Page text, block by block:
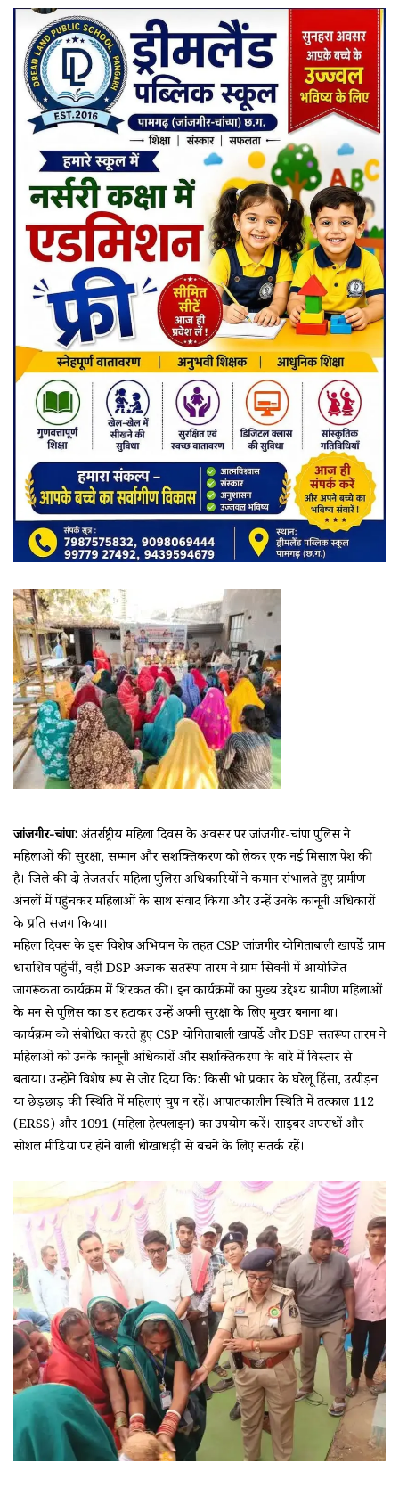
जांजगीर-चांपा:अंतर्राष्ट्रीय महिला दिवस के अवसर पर जांजगीर-चांपा पुलिस ने
महिलाओं की सुरक्षा, सम्मान और सशक्तिकरण को लेकर एक नई मिसाल पेश की
है। जिले की दो तेजतर्रार महिला पुलिस अधिकारियों ने कमान संभालते हुए ग्रामीण
अंचलों में पहुंचकर महिलाओं के साथ संवाद किया और उन्हें उनके कानूनी अधिकारों
के प्रति सजग किया।
महिला दिवस के इस विशेष अभियान के तहत CSP जांजगीर योगिताबाली खापर्डे ग्राम
धाराशिव पहुंचीं, वहीं DSP अजाक सतरूपा तारम ने ग्राम सिवनी में आयोजित
जागरूकता कार्यक्रम में शिरकत की। इन कार्यक्रमों का मुख्य उद्देश्य ग्रामीण महिलाओं
के मन से पुलिस का डर हटाकर उन्हें अपनी सुरक्षा के लिए मुखर बनाना था।
कार्यक्रम को संबोधित करते हुए CSP योगिताबाली खापर्डे और DSP सतरूपा तारम ने
महिलाओं को उनके कानूनी अधिकारों और सशक्तिकरण के बारे में विस्तार से
बताया। उन्होंने विशेष रूप से जोर दिया कि: किसी भी प्रकार के घरेलू हिंसा, उत्पीड़न
या छेड़छाड़ की स्थिति में महिलाएं चुप न रहें। आपातकालीन स्थिति में तत्काल 112
(ERSS) और 1091 (महिला हेल्पलाइन) का उपयोग करें। साइबर अपराधों और
सोशल मीडिया पर होने वाली धोखाधड़ी से बचने के लिए सतर्क रहें।